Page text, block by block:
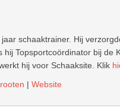
schaaktrainer. Hij
hij Topsportcoördinator bij de
hij voor Schaaksite. Klik
| Website